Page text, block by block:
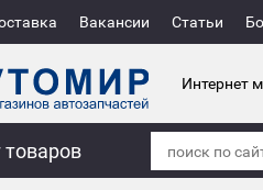
Вакансии Статьи
Интернет
товаров